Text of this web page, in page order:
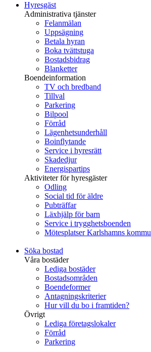
Hyresgäst
Administrativa tjänster
Felanmälan
Uppsägning
Betala hyran
Boka tvättstuga
Bostadsbidrag
Blanketter
Boendeinformation
TV och bredband
Tillval
Parkering
Bilpool
Förråd
Lägenhetsunderhåll
Boinflytande
Service i hyresrätt
Skadedjur
Energispartips
Aktiviteter för hyresgäster
Odling
Social tid för äldre
Pubträffar
Läxhjälp för barn
Service i trygghetsboenden
Mötesplatser Karlshamns
Söka bostad
Våra bostäder
Lediga bostäder
Bostadsområden
Boendeformer
Antagningskriterier
Hur vill du bo i framtiden?
Övrigt
Lediga företagslokaler
Förråd
Parkering